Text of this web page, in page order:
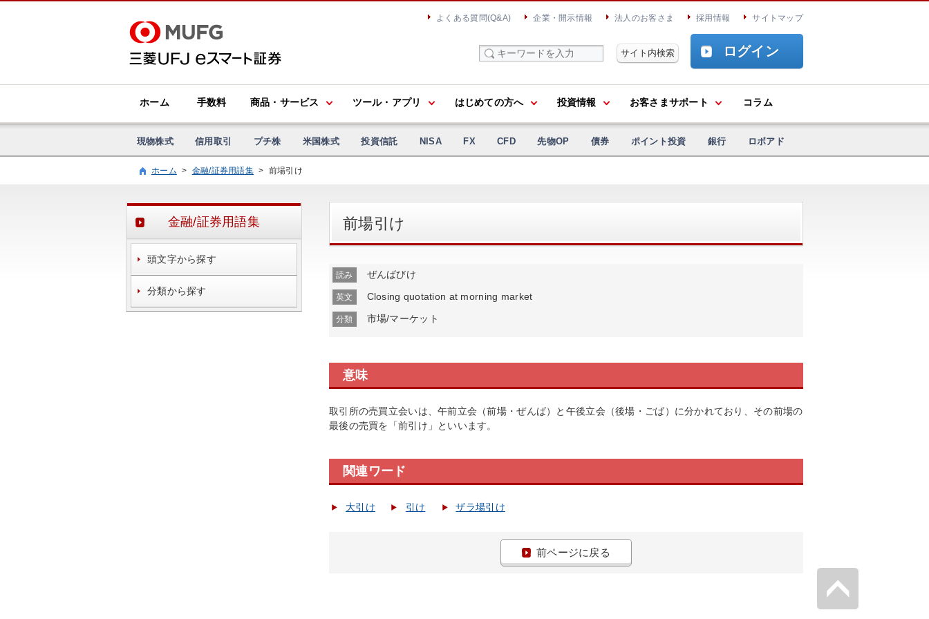
よくある質問(Q&A) 企業・開示情報 法人のお客さま 採用情報 サイトマップ
ログイン
ホーム 手数料 商品・サービス ツール・アプリ はじめての方へ 投資情報 お客さまサポート コラム
現物株式 信用取引 プチ株 米国株式 投資信託 NISA FX CFD 先物OP 債券 ポイント投資 銀行 ロボアド
ホーム > 金融/証券用語集 > 前場引け
前場引け
読み ぜんばびけ
英文 Closing quotation at morning market
分類 市場/マーケット
意味
取引所の売買立会いは、午前立会（前場・ぜんば）と午後立会（後場・ごば）に分かれており、その前場の
最後の売買を「前引け」といいます。
関連ワード
大引け 引け ザラ場引け
前ページに戻る
金融/証券用語集
頭文字から探す
分類から探す